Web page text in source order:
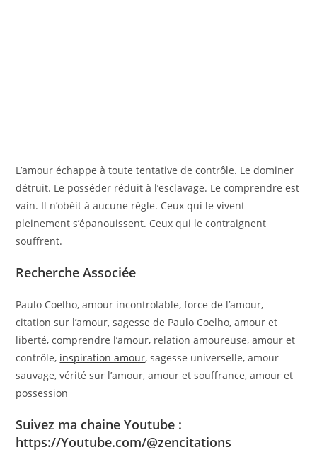
L’amour échappe à toute tentative de contrôle. Le dominer
détruit. Le posséder réduit à l’esclavage. Le comprendre est
vain. Il n’obéit à aucune règle. Ceux qui le vivent
pleinement s’épanouissent. Ceux qui le contraignent
souffrent.
Recherche Associée
Paulo Coelho, amour incontrolable, force de l’amour,
citation sur l’amour, sagesse de Paulo Coelho, amour et
liberté, comprendre l’amour, relation amoureuse, amour et
contrôle, inspiration amour, sagesse universelle, amour
sauvage, vérité sur l’amour, amour et souffrance, amour et
possession
Suivez ma chaine Youtube :
https://Youtube.com/@zencitations